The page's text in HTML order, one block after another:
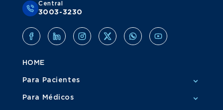
Central
3003-3230
HOME
Para Pacientes
Para Médicos